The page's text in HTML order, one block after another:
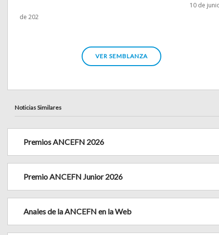
10 de
de 202
VER SEMBLANZA
Noticias Similares
Premios ANCEFN 2026
Premio ANCEFN Junior 2026
Anales de la ANCEFN en la Web